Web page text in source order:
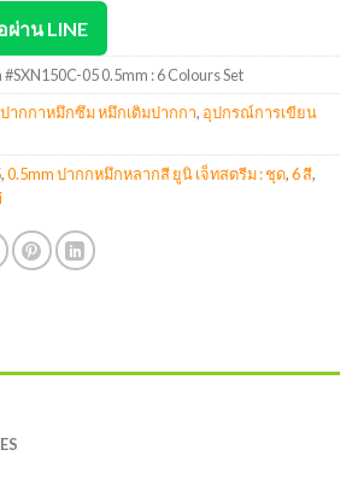
ผ่าน LINE
05 0.5mm : 6 Colours Set
ากกาหมึกซึม หมึกเติมปากกา, อุปกรณ์การเขียน
,0.5mm ปากกหมึกหลากสี ยูนิ เจ็ทสตรีม : ชุด,6 สี,